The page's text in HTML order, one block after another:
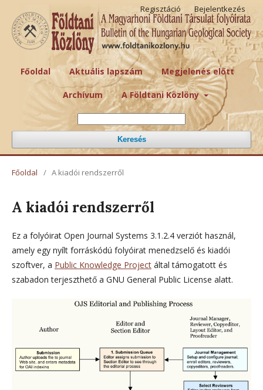
Főoldal Aktuális lapszám Megjelenés előtt
Archívum A Földtani Közlöny
Keresés
Regisztáció Bejelentkezés
Főoldal / A kiadói rendszerről
A kiadói rendszerről
Ez a folyóirat Open Journal Systems 3.1.2.4 verziót használ,
amely egy nyílt forráskódú folyóirat menedzselő és kiadói
szoftver, a Public Knowledge Project által támogatott és
szabadon terjeszthető a GNU General Public License alatt.